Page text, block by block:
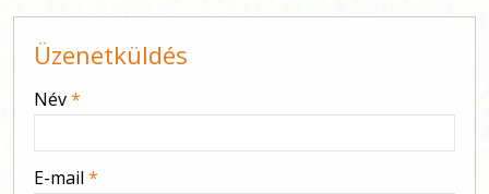
Üzenetküldés
-
Név*
E-mail *